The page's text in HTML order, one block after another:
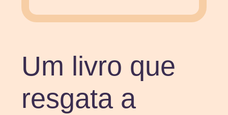
Um livro que
resgata a